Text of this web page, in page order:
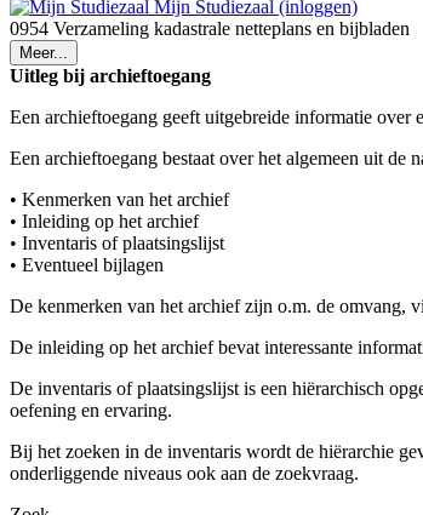
Mijn Studiezaal (inloggen)
0954 Verzameling kadastrale netteplans en bijbladen
Meer...
Uitleg bij archieftoegang
Een archieftoegang geeft uitgebreide informatie over
Een archieftoegang bestaat over het algemeen uit de
• Kenmerken van het archief
• Inleiding op het archief
• Inventaris of plaatsingslijst
• Eventueel bijlagen
De kenmerken van het archief zijn o.m. de omvang,
De inleiding op het archief bevat interessante
De inventaris of plaatsingslijst is een hiërarchisch
oefening en ervaring.
Bij het zoeken in de inventaris wordt de hiërarchie
onderliggende niveaus ook aan de zoekvraag.